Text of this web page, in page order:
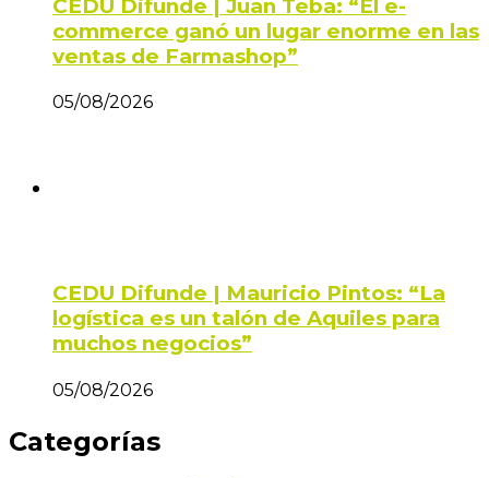
CEDU Difunde | Juan Teba: “El e-
commerce ganó un lugar enorme en las
ventas de Farmashop”
05/08/2026
CEDU Difunde | Mauricio Pintos: “La
logística es un talón de Aquiles para
muchos negocios”
05/08/2026
Categorías